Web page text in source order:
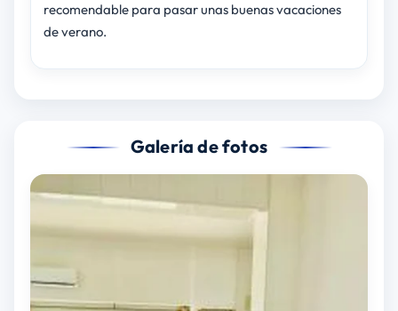
recomendable para pasar unas buenas vacaciones
de verano.
Galería de fotos